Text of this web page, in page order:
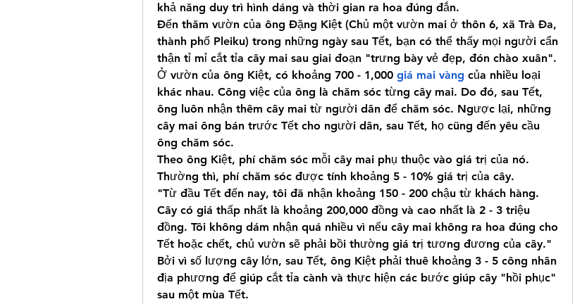
khả năng duy trì hình dáng và thời gian ra hoa đúng đắn.
Đến thăm vườn của ông Đặng Kiệt (Chủ một vườn mai ở thôn 6, xã Trà Đa,
thành phố Pleiku) trong những ngày sau Tết, bạn có thể thấy mọi người cẩn
thận tỉ mỉ cắt tỉa cây mai sau giai đoạn "trưng bày vẻ đẹp, đón chào xuân".
Ở vườn của ông Kiệt, có khoảng 700 - 1,000 giá mai vàng của nhiều loại
khác nhau. Công việc của ông là chăm sóc từng cây mai. Do đó, sau Tết,
ông luôn nhận thêm cây mai từ người dân để chăm sóc. Ngược lại, những
cây mai ông bán trước Tết cho người dân, sau Tết, họ cũng đến yêu cầu
ông chăm sóc.
Theo ông Kiệt, phí chăm sóc mỗi cây mai phụ thuộc vào giá trị của nó.
Thường thì, phí chăm sóc được tính khoảng 5 - 10% giá trị của cây.
"Từ đầu Tết đến nay, tôi đã nhận khoảng 150 - 200 chậu từ khách hàng.
Cây có giá thấp nhất là khoảng 200,000 đồng và cao nhất là 2 - 3 triệu
đồng. Tôi không dám nhận quá nhiều vì nếu cây mai không ra hoa đúng cho
Tết hoặc chết, chủ vườn sẽ phải bồi thường giá trị tương đương của cây."
Bởi vì số lượng cây lớn, sau Tết, ông Kiệt phải thuê khoảng 3 - 5 công nhân
địa phương để giúp cắt tỉa cành và thực hiện các bước giúp cây "hồi phục"
sau một mùa Tết.